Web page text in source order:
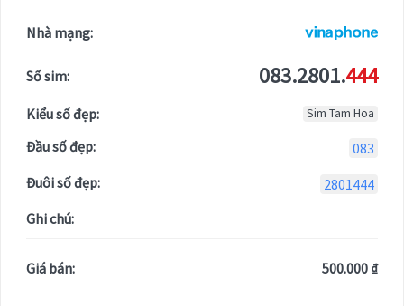
Nhà mạng:
Số sim: 083.2801.444
Kiểu số đẹp: Sim Tam Hoa
Đầu số đẹp:
083
Đuôi số đẹp:
2801444
Ghi chú:
Giá bán: 500.000 ₫